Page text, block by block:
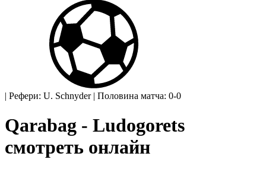
| Рефери: U. Schnyder | Половина матча: 0-0
Qarabag - Ludogorets
смотреть онлайн